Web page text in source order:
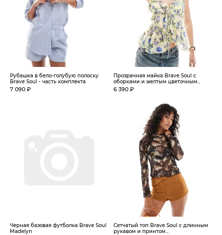
Рубашка в бело-голубую полоску
Brave Soul - часть комплекта
7 090 ₽
Прозрачная майка Brave Soul с
оборками и желтым цветочным...
6 390 ₽
Черная базовая футболка Brave Soul
Madelyn
Сетчатый топ Brave Soul с длинным
рукавом и принтом...